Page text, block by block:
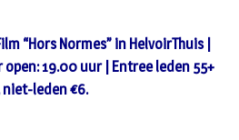
“Hors Normes” in HelvoirThuis |
open: 19.00 uur | Entree leden 55+
niet-leden €6.